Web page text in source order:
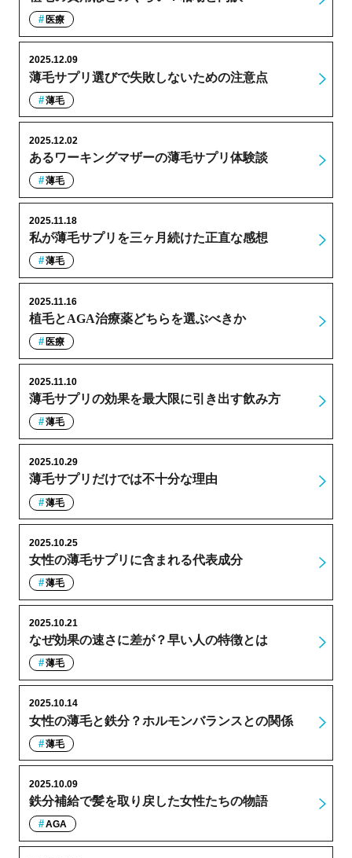
医療
薄毛サプリ選びで失敗しないための注意点
2025.12.09
薄毛
あるワーキングマザーの薄毛サプリ体験談
2025.12.02
薄毛
私が薄毛サプリを三ヶ月続けた正直な感想
2025.11.18
薄毛
植毛とAGA治療薬どちらを選ぶべきか
2025.11.16
医療
薄毛サプリの効果を最大限に引き出す飲み方
2025.11.10
薄毛
薄毛サプリだけでは不十分な理由
2025.10.29
薄毛
女性の薄毛サプリに含まれる代表成分
2025.10.25
薄毛
なぜ効果の速さに差が？早い人の特徴とは
2025.10.21
薄毛
女性の薄毛と鉄分？ホルモンバランスとの関係
2025.10.14
薄毛
鉄分補給で髪を取り戻した女性たちの物語
2025.10.09
AGA